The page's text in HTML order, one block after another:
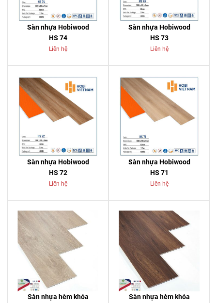
Sàn nhựa Hobiwood
HS 74
Liên hệ
Sàn nhựa Hobiwood
HS 73
Liên hệ
Sàn nhựa Hobiwood
HS 72
Liên hệ
Sàn nhựa Hobiwood
HS 71
Liên hệ
Sàn nhựa hèm khóa
Sàn nhựa hèm khóa